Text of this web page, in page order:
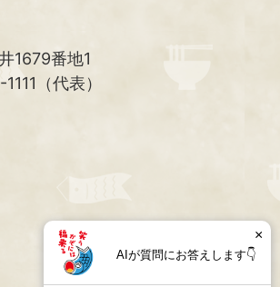
1679番地1
（代表）
AIが質問にお答えします👇
×